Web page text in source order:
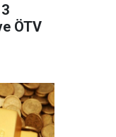
ÖTV